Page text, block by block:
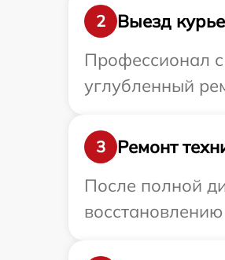
2
Выезд
Профессионал
углубленный
3
Ремонт
После полной